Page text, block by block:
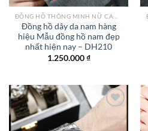
ĐỒNG HỒ THÔNG MINH NỮ CAO CẤP NHẤT
Đồng hồ dây da nam hàng
hiệu Mẫu đồng hồ nam đẹp
nhất hiện nay – DH210
1.250.000₫